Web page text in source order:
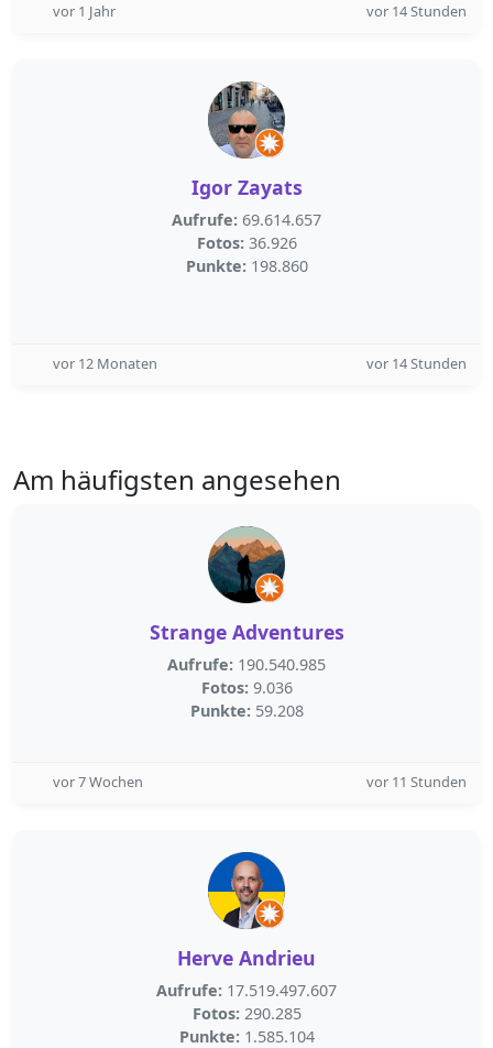
vor 1 Jahr vor 14 Stunden
Igor Zayats
Aufrufe: 69.614.657
Fotos: 36.926
Punkte: 198.860
vor 12 Monaten vor 14 Stunden
Am häufigsten angesehen
Strange Adventures
Aufrufe: 190.540.985
Fotos: 9.036
Punkte: 59.208
vor 7 Wochen vor 11 Stunden
Herve Andrieu
Aufrufe: 17.519.497.607
Fotos: 290.285
Punkte: 1.585.104